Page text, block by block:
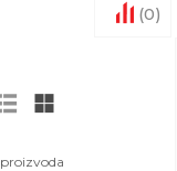
(0)
proizvoda